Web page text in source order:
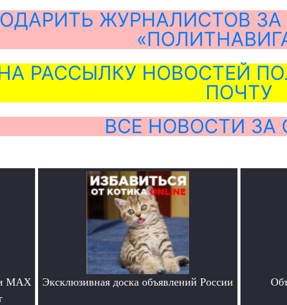
ЖУРНАЛИСТОВ
РАССЫЛКУ НОВОСТЕЙ
ПОЧТУ
ВСЕ НОВОСТИ ЗА
MAX
Эксклюзивная доска объявлений России